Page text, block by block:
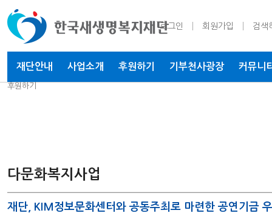
재단안내 사업소개 후원하기 기부천사광장 커뮤니
로그인 회원가입 검색
후원하기
다문화복지사업
재단, KIM정보문화센터와 공동주최로 마련한 공연기금